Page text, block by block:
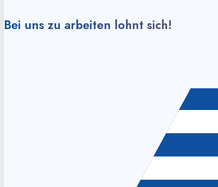
Bei uns zu arbeiten lohnt sich!